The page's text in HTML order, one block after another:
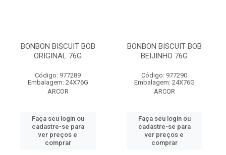
BONBON BISCUIT BOB
ORIGINAL 76G
Código: 977289
Embalagem: 24X76G
ARCOR
Faça seu login ou
cadastre-se para
ver preços e
comprar
BONBON BISCUIT BOB
BEIJINHO 76G
Código: 977290
Embalagem: 24X76G
ARCOR
Faça seu login ou
cadastre-se para
ver preços e
comprar